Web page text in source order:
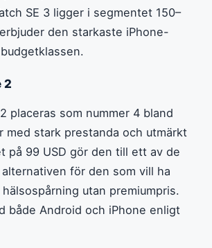
SE 3 ligger i segmentet 150–
den starkaste iPhone-
2
placeras som nummer 4 bland
med stark prestanda och utmärkt
på 99 USD gör den till ett av de
för den som vill ha
utan premiumpris.
både Android och iPhone enligt